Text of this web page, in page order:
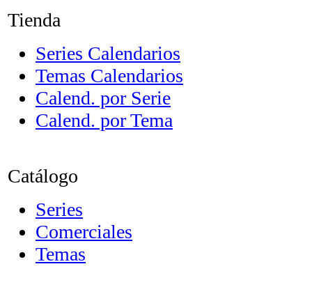
Tienda
Series Calendarios
Temas Calendarios
Calend. por Serie
Calend. por Tema
Catálogo
Series
Comerciales
Temas